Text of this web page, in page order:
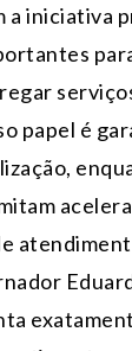
a iniciativa
papel é